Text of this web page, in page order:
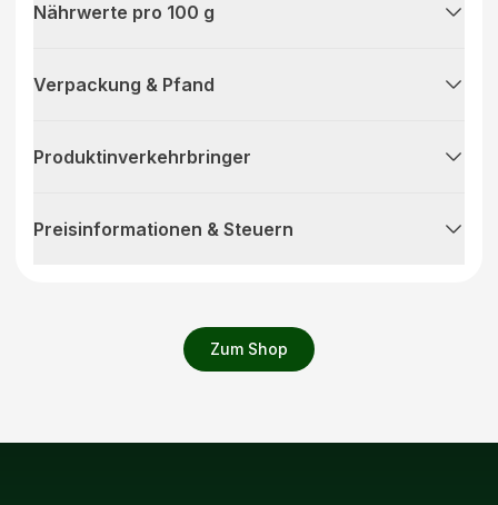
Zum Shop
Nährwerte pro 100 g
Verpackung & Pfand
Produktinverkehrbringer
Preisinformationen & Steuern